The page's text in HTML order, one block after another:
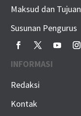
Maksud dan Tujuan
Susunan Pengurus
INFORMASI
Redaksi
Kontak